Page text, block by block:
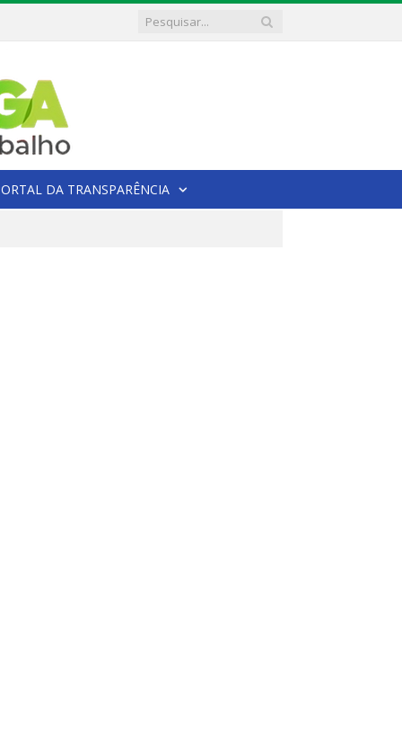
DA TRANSPARÊNCIA